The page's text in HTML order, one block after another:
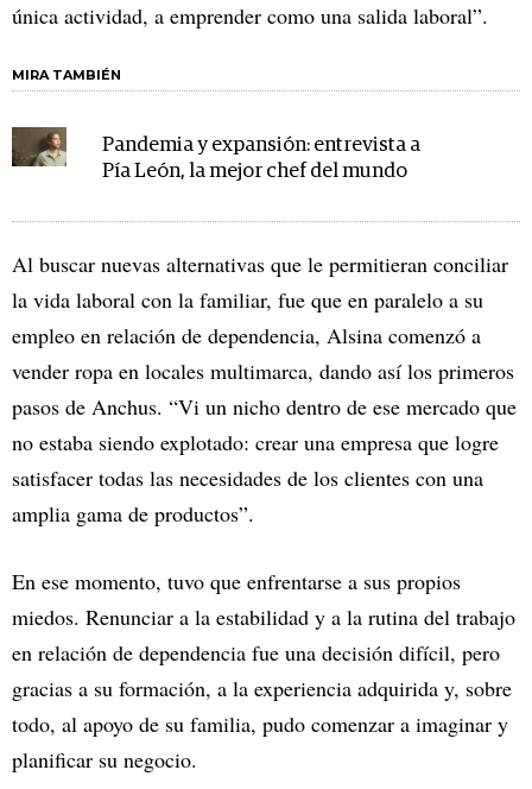
única actividad, a emprender como una salida laboral”.
MIRA TAMBIÉN
Pandemia y expansión: entrevista a
Pía León, la mejor chef del mundo
Al buscar nuevas alternativas que le permitieran conciliar
la vida laboral con la familiar, fue que en paralelo a su
empleo en relación de dependencia, Alsina comenzó a
vender ropa en locales multimarca, dando así los primeros
pasos de Anchus. “Vi un nicho dentro de ese mercado que
no estaba siendo explotado: crear una empresa que logre
satisfacer todas las necesidades de los clientes con una
amplia gama de productos”.
En ese momento, tuvo que enfrentarse a sus propios
miedos. Renunciar a la estabilidad y a la rutina del trabajo
en relación de dependencia fue una decisión difícil, pero
gracias a su formación, a la experiencia adquirida y, sobre
todo, al apoyo de su familia, pudo comenzar a imaginar y
planificar su negocio.